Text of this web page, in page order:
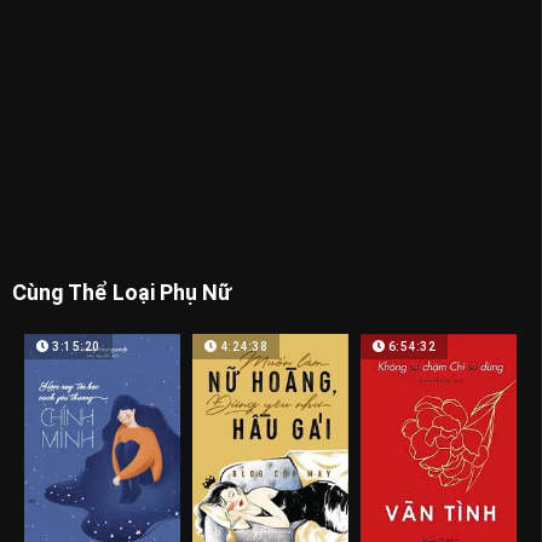
Cùng Thể Loại Phụ Nữ
3:15:20 4:24:38 6:54:32